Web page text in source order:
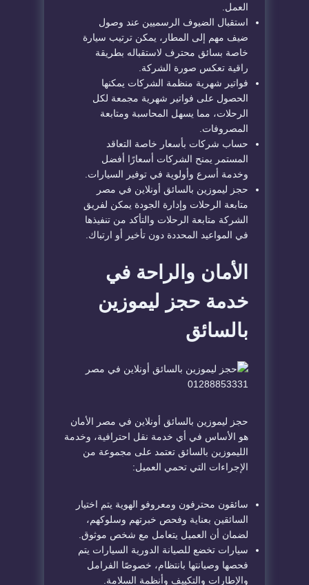
العمل.
استقبال الضيوف الرسميين عند وصول
ضيف مهم إلى المطار، يمكن ترتيب سيارة
خاصة بسائق محترف لاستقباله بطريقة
راقية تعكس صورة الشركة.
فواتير شهرية منظمة الشركات يمكنها
الحصول على فواتير شهرية مجمعة لكل
الرحلات، مما يسهل المحاسبة ومتابعة
المصروفات.
حساب شركات بأسعار خاصة التعاقد
المستمر يمنح الشركات أسعارًا أفضل
وخدمة أسرع وأولوية في توفير السيارات.
حجز ليموزين بالسائق أونلاين في مصر
متابعة الرحلات وإدارة الجودة يمكن لفريق
الشركة متابعة الرحلات والتأكد من تنفيذها
في المواعيد المحددة دون تأخير أو ارتباك.
الأمان والراحة في
خدمة حجز ليموزين
بالسائق
حجز ليموزين بالسائق أونلاين في مصر الأمان
هو الأساس في أي خدمة نقل احترافية، وخدمة
الليموزين بالسائق تعتمد على مجموعة من
الإجراءات التي تحمي العميل:
سائقون محترفون ومعروفو الهوية يتم اختيار
السائقين بعناية وفحص خبرتهم وسلوكهم،
لضمان أن العميل يتعامل مع شخص موثوق.
سيارات تخضع للصيانة الدورية السيارات يتم
فحصها وصيانتها بانتظام، خصوصًا الفرامل
والإطارات والتكييف وأنظمة السلامة.